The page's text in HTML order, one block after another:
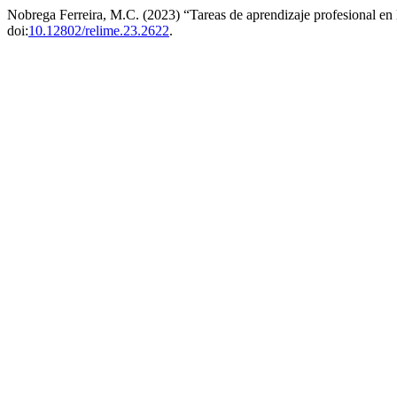
Nobrega Ferreira, M.C. (2023) “Tareas de aprendizaje profesional
doi:10.12802/relime.23.2622.